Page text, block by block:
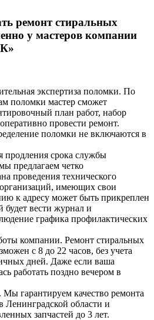
ремонт стиральных
у мастеров компании
экспертиза поломки. По
поломки мастер сможет
план работ, набор
провести ремонт.
поломки не включаются в
срока службы
предлагаем четко
проведения технического
имеющих свои
к адресу может быть прикреплен
будет вести журнал и
графика профилактических
компании. Ремонт стиральных
с 8 до 22 часов, без учета
дней. Даже если ваша
работать поздно вечером в
Мы гарантируем качество ремонта
области и
запчастей до 3 лет.